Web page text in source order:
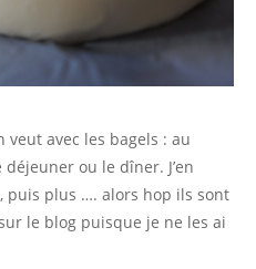
veut avec les bagels : au
ou le dîner. J’en
puis plus …. alors hop ils sont
le blog puisque je ne les ai